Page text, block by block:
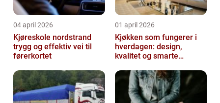
04 april 2026
Kjøreskole nordstrand
trygg og effektiv vei til
førerkortet
01 april 2026
Kjøkken som fungerer i
hverdagen: design,
kvalitet og smarte